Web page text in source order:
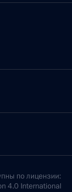
по лицензии:
4.0 International